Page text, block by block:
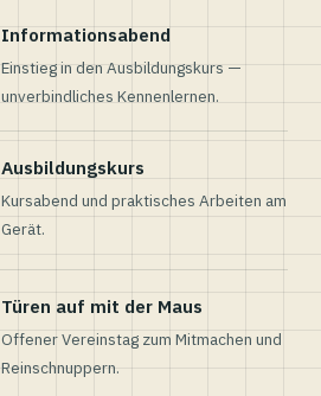
Informationsabend
Einstieg in den Ausbildungskurs —
unverbindliches Kennenlernen.
Ausbildungskurs
Kursabend und praktisches Arbeiten am
Gerät.
Türen auf mit der Maus
Offener Vereinstag zum Mitmachen und
Reinschnuppern.